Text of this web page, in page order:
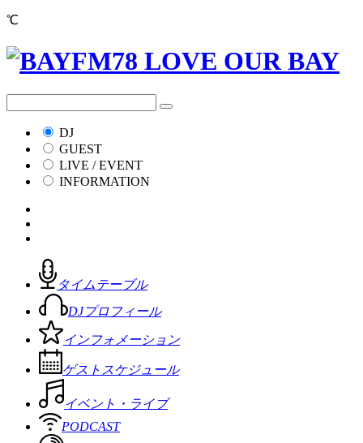
℃
DJ
GUEST
LIVE / EVENT
INFORMATION
タイムテーブル
DJプロフィール
インフォメーション
ゲストスケジュール
イベント・ライブ
PODCAST